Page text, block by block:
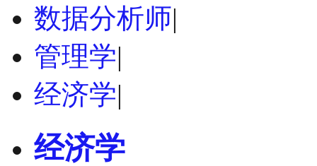
数据分析师|
管理学|
经济学|
经济学